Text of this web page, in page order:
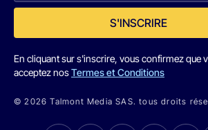
S'INSCRIRE
En cliquant sur s'inscrire, vous confirmez que
acceptez nosTermes et Conditions
© 2026 Talmont Media SAS. tous droits